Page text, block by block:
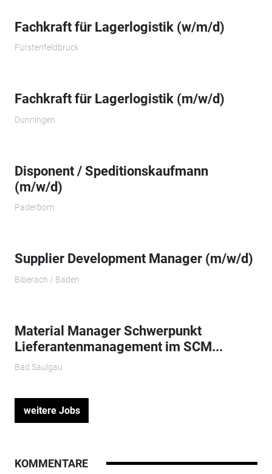
Fachkraft für Lagerlogistik (w/m/d)
Fürstenfeldbruck
Fachkraft für Lagerlogistik (m/w/d)
Dunningen
Disponent / Speditionskaufmann
(m/w/d)
Paderborn
Supplier Development Manager (m/w/d)
Biberach / Baden
Material Manager Schwerpunkt
Lieferantenmanagement im SCM...
Bad Saulgau
weitere Jobs
KOMMENTARE